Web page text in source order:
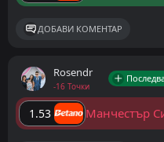
ДОБАВИ КОМЕНТАР
Rosendr
-16 Точки
1.53 Манчестър